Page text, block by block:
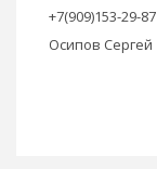
+7(909)153-29-87
Осипов Сергей